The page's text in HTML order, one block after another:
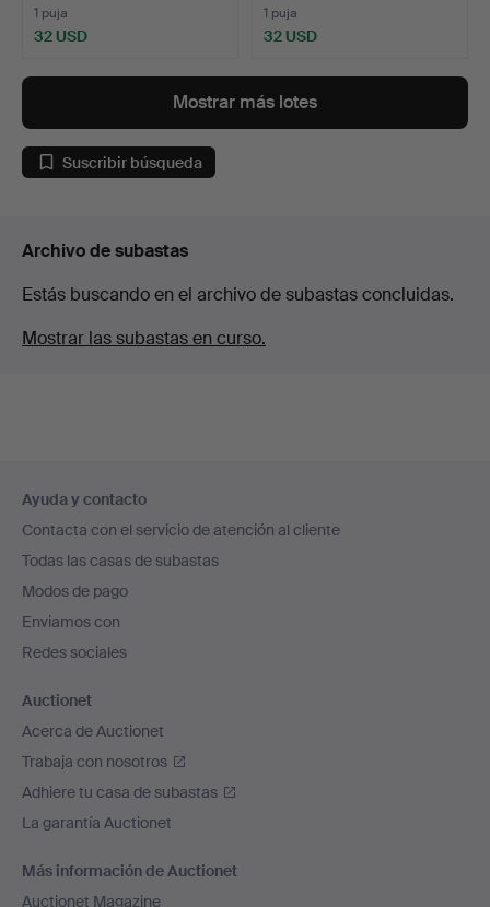
1 puja
32 USD
1 puja
32 USD
Mostrar más lotes
Suscribir búsqueda
Archivo de subastas
Estás buscando en el archivo de subastas concluidas.
Mostrar las subastas en curso.
en
el
pie
de
página
Ayuda y contacto
Contacta con el servicio de atención al cliente
Todas las casas de subastas
Modos de pago
Enviamos con
Redes sociales
Auctionet
Acerca de Auctionet
Trabaja con nosotros
Adhiere tu casa de subastas
La garantía Auctionet
Más información de Auctionet
Auctionet Magazine